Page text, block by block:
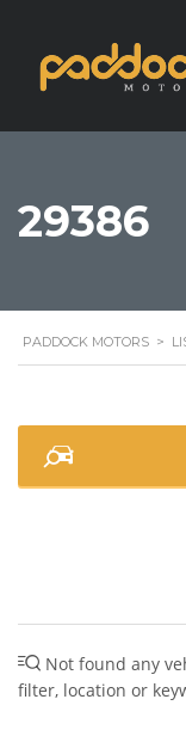
29386
PADDOCK MOTORS >
Not found any
filter, location or